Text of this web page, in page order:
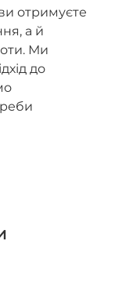
отримуєте
а й
Ми
до